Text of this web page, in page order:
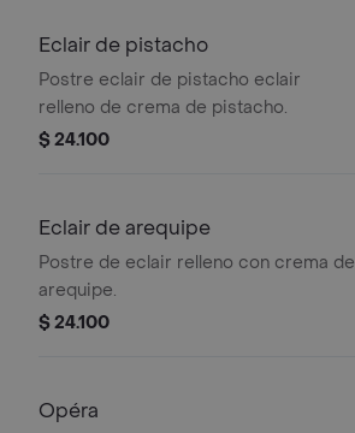
Eclair de pistacho
Postre eclair de pistacho eclair
relleno de crema de pistacho.
$ 24.100
Eclair de arequipe
Postre de eclair relleno con crema de
arequipe.
$ 24.100
Opéra